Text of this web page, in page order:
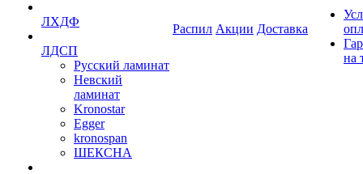
ЛХДФ
ЛДСП
Русский ламинат
Невский
ламинат
Kronostar
Egger
kronospan
ШЕКСНА
Распил Акции Доставка
на